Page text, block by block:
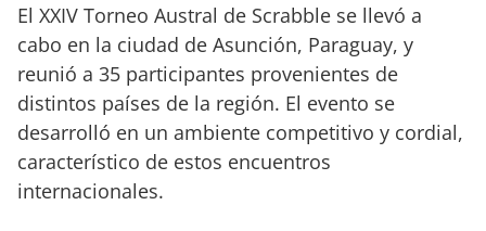
El XXIV Torneo Austral de Scrabble se llevó a
cabo en la ciudad de Asunción, Paraguay, y
reunió a 35 participantes provenientes de
distintos países de la región. El evento se
desarrolló en un ambiente competitivo y cordial,
característico de estos encuentros
internacionales.